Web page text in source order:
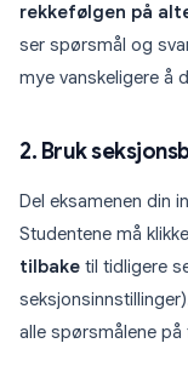
rekkefølgen på
ser spørsmål og
mye vanskeligere å
2. Bruk
Del eksamenen din
Studentene må
tilbake til tidligere
alle spørsmålene på